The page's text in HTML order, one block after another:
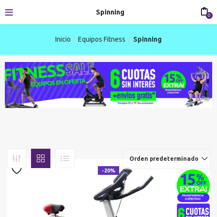
Spinning 0
Inicio Equipos Fitness Spinning
Orden predeterminado
-20%